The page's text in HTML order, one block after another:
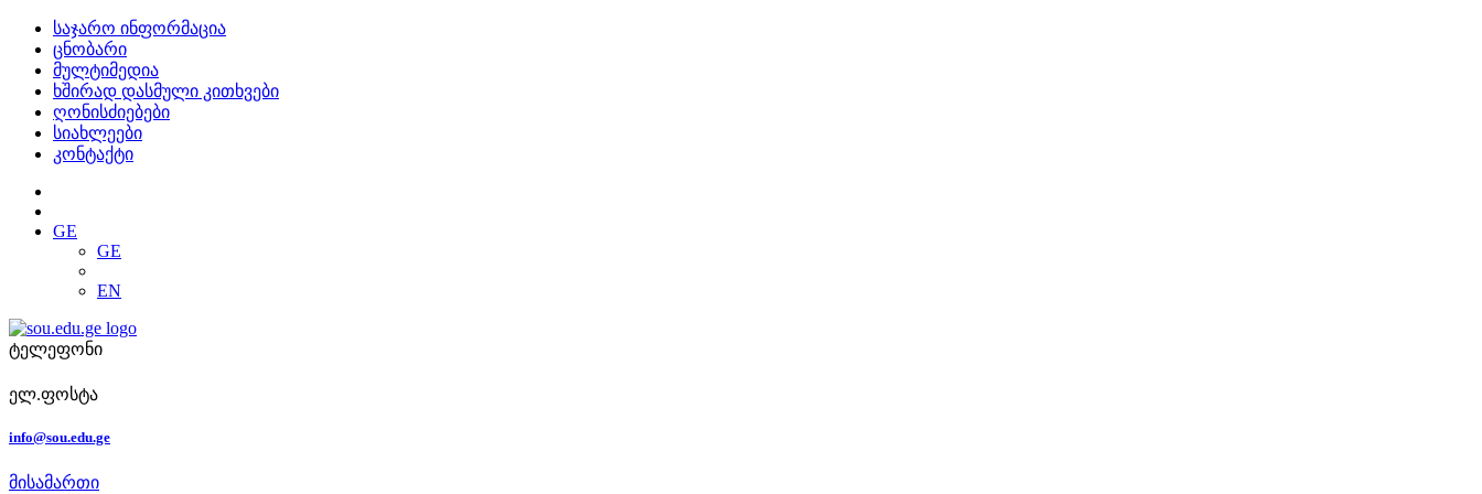
საჯარო ინფორმაცია
ცნობარი
მულტიმედია
ხშირად დასმული კითხვები
ღონისძიებები
სიახლეები
კონტაქტი
GE
GE
EN
ტელეფონი
ელ.ფოსტა
info@sou.edu.ge
მისამართი